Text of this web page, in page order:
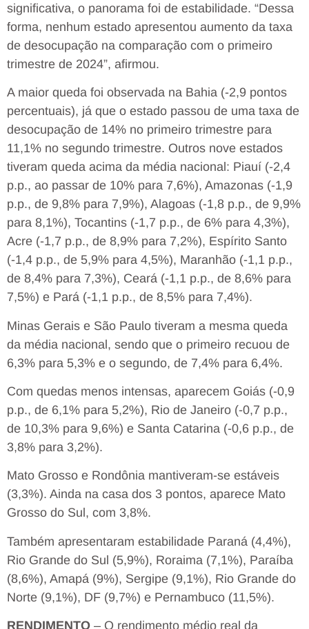
significativa, o panorama foi de estabilidade. “Dessa
forma, nenhum estado apresentou aumento da taxa
de desocupação na comparação com o primeiro
trimestre de 2024”, afirmou.
A maior queda foi observada na Bahia (-2,9 pontos
percentuais), já que o estado passou de uma taxa de
desocupação de 14% no primeiro trimestre para
11,1% no segundo trimestre. Outros nove estados
tiveram queda acima da média nacional: Piauí (-2,4
p.p., ao passar de 10% para 7,6%), Amazonas (-1,9
p.p., de 9,8% para 7,9%), Alagoas (-1,8 p.p., de 9,9%
para 8,1%), Tocantins (-1,7 p.p., de 6% para 4,3%),
Acre (-1,7 p.p., de 8,9% para 7,2%), Espírito Santo
(-1,4 p.p., de 5,9% para 4,5%), Maranhão (-1,1 p.p.,
de 8,4% para 7,3%), Ceará (-1,1 p.p., de 8,6% para
7,5%) e Pará (-1,1 p.p., de 8,5% para 7,4%).
Minas Gerais e São Paulo tiveram a mesma queda
da média nacional, sendo que o primeiro recuou de
6,3% para 5,3% e o segundo, de 7,4% para 6,4%.
Com quedas menos intensas, aparecem Goiás (-0,9
p.p., de 6,1% para 5,2%), Rio de Janeiro (-0,7 p.p.,
de 10,3% para 9,6%) e Santa Catarina (-0,6 p.p., de
3,8% para 3,2%).
Mato Grosso e Rondônia mantiveram-se estáveis
(3,3%). Ainda na casa dos 3 pontos, aparece Mato
Grosso do Sul, com 3,8%.
Também apresentaram estabilidade Paraná (4,4%),
Rio Grande do Sul (5,9%), Roraima (7,1%), Paraíba
(8,6%), Amapá (9%), Sergipe (9,1%), Rio Grande do
Norte (9,1%), DF (9,7%) e Pernambuco (11,5%).
RENDIMENTO – O rendimento médio real da